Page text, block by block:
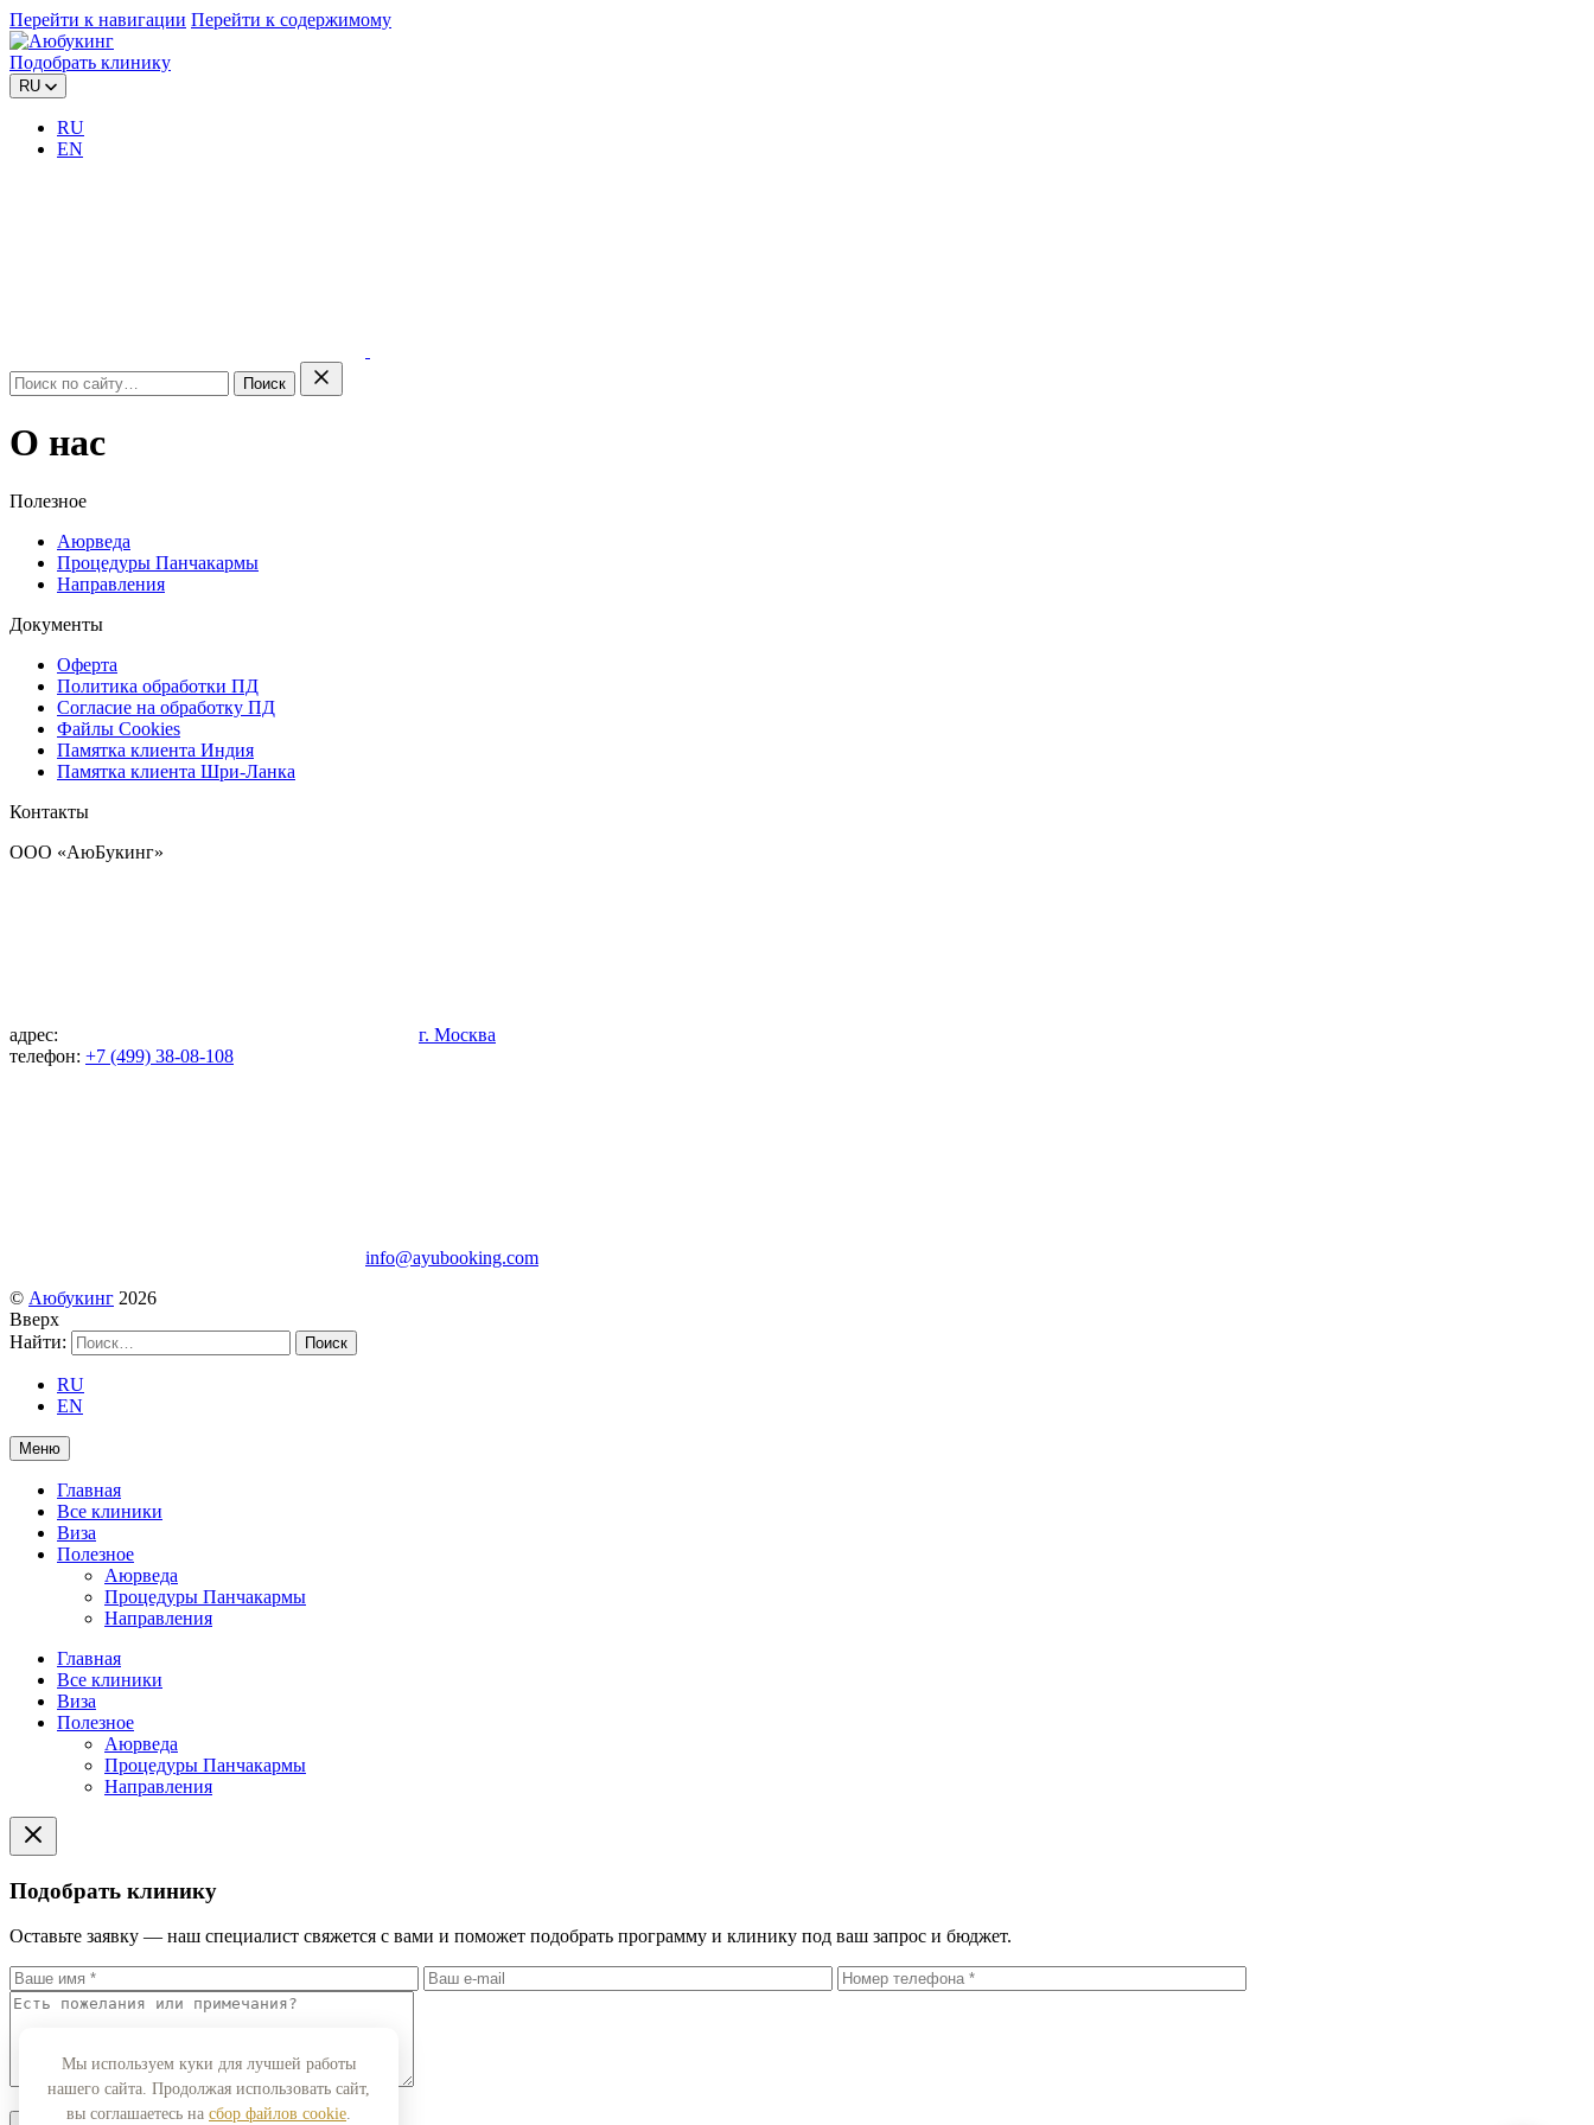
Перейти к навигации Перейти к содержимому
Подобрать клинику
RU
RU
EN
Поиск
О нас
Полезное
Аюрведа
Процедуры Панчакармы
Направления
Документы
Оферта
Политика обработки ПД
Согласие на обработку ПД
Файлы Cookies
Памятка клиента Индия
Памятка клиента Шри-Ланка
Контакты
OOO «АюБукинг»
адрес:
г. Москва
телефон: +7 (499) 38-08-108
info@ayubooking.com
© Аюбукинг 2026
Вверх
Найти:
RU
EN
Меню
Главная
Все клиники
Виза
Полезное
Аюрведа
Процедуры Панчакармы
Направления
Главная
Все клиники
Виза
Полезное
Аюрведа
Процедуры Панчакармы
Направления
Мы используем куки для лучшей работы
нашего сайта. Продолжая использовать сайт,
вы соглашаетесь на сбор файлов cookie.
Подобрать клинику
Оставьте заявку — наш специалист свяжется с вами и поможет подобрать программу и клинику под ваш запрос и бюджет.